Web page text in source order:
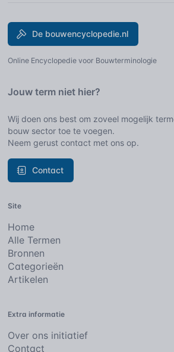
De bouwencyclopedie.nl
Online Encyclopedie voor Bouwterminologie
Jouw term niet hier?
Wij doen ons best om zoveel mogelijk
bouw sector toe te voegen.
Neem gerust contact met ons op.
Contact
Site
Home
Alle Termen
Bronnen
Categorieën
Artikelen
Extra informatie
Over ons initiatief
Contact